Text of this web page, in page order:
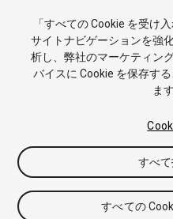
Copyright © 2019 Unity
チュートリアル
Answers ナ
トストア
商標と利用規約 法
ッキー
私の個人情報を販売また
「すべての Cookie を受け
サイトナビゲーションを強
析し、弊社のマーケティン
バイスに Cookie を保存す
ま
すべ
すべての